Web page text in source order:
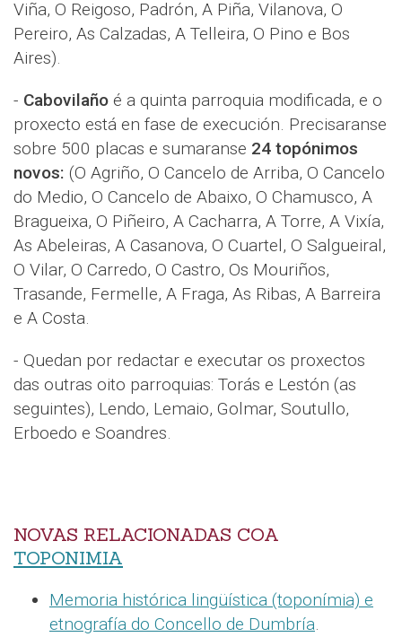
Viña, O Reigoso, Padrón, A Piña, Vilanova, O
Pereiro, As Calzadas, A Telleira, O Pino e Bos
Aires).
- Cabovilaño é a quinta parroquia modificada, e o
proxecto está en fase de execución. Precisaranse
sobre 500 placas e sumaranse 24 topónimos
novos: (O Agriño, O Cancelo de Arriba, O Cancelo
do Medio, O Cancelo de Abaixo, O Chamusco, A
Bragueixa, O Piñeiro, A Cacharra, A Torre, A Vixía,
As Abeleiras, A Casanova, O Cuartel, O Salgueiral,
O Vilar, O Carredo, O Castro, Os Mouriños,
Trasande, Fermelle, A Fraga, As Ribas, A Barreira
e A Costa.
- Quedan por redactar e executar os proxectos
das outras oito parroquias: Torás e Lestón (as
seguintes), Lendo, Lemaio, Golmar, Soutullo,
Erboedo e Soandres.
NOVAS RELACIONADAS COA
TOPONIMIA
Memoria histórica lingüística (toponímia) e
etnografía do Concello de Dumbría.